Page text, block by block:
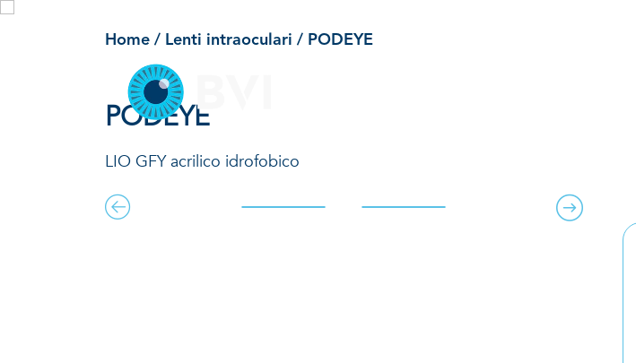
Skip
Home / Lenti intraoculari / PODEYE
PODEYE
LIO GFY acrilico idrofobico